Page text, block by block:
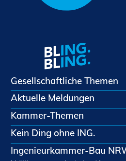
Gesellschaftliche Themen
Aktuelle Meldungen
Kammer-Themen
Kein Ding ohne ING.
Ingenieurkammer-Bau